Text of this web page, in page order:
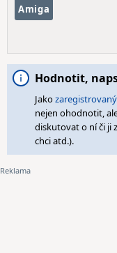
Amiga
Hodnotit,
Jakozaregistrovaný
nejen ohodnotit,
diskutovat o ní či ji
chci atd.).